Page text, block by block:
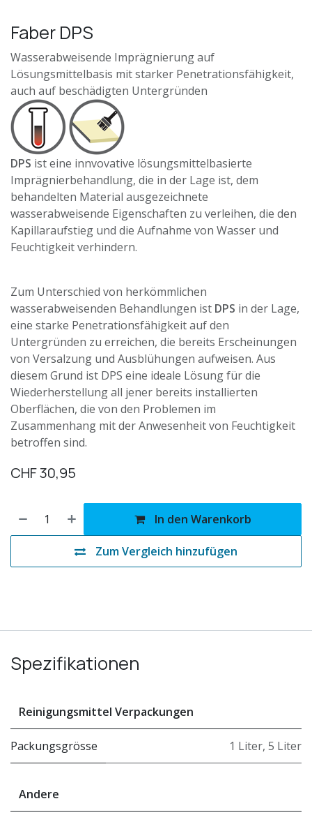
Faber DPS
Wasserabweisende Imprägnierung auf
Lösungsmittelbasis mit starker Penetrationsfähigkeit,
auch auf beschädigten Untergründen
DPS ist eine innvovative lösungsmittelbasierte
Imprägnierbehandlung, die in der Lage ist, dem
behandelten Material ausgezeichnete
wasserabweisende Eigenschaften zu verleihen, die den
Kapillaraufstieg und die Aufnahme von Wasser und
Feuchtigkeit verhindern.
Zum Unterschied von herkömmlichen
wasserabweisenden Behandlungen ist DPS in der Lage,
eine starke Penetrationsfähigkeit auf den
Untergründen zu erreichen, die bereits Erscheinungen
von Versalzung und Ausblühungen aufweisen. Aus
diesem Grund ist DPS eine ideale Lösung für die
Wiederherstellung all jener bereits installierten
Oberflächen, die von den Problemen im
Zusammenhang mit der Anwesenheit von Feuchtigkeit
betroffen sind.
CHF30,95
In den Warenkorb
Zum Vergleich hinzufügen
Spezifikationen
Reinigungsmittel Verpackungen
Packungsgrösse 1 Liter, 5 Liter
Andere